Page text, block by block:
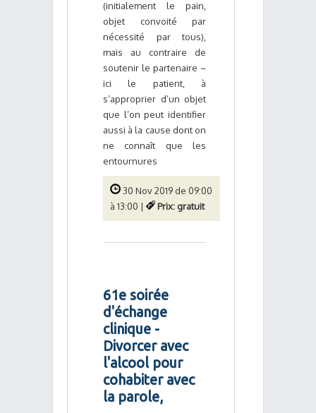
(initialement le pain,
objet convoité par
nécessité par tous),
mais au contraire de
soutenir le partenaire –
ici le patient, à
s’approprier d’un objet
que l’on peut identifier
aussi à la cause dont on
ne connaît que les
entournures
30 Nov 2019 de 09:00
à 13:00 |
Prix: gratuit
61e soirée
d'échange
clinique -
Divorcer avec
l'alcool pour
cohabiter avec
la parole,